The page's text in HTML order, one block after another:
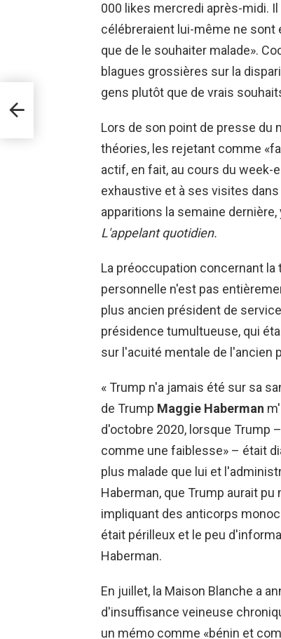
000 likes mercredi après-midi.
célébreraient lui-même ne
que de le souhaiter malade».
blagues grossières sur la
gens plutôt que de vrais
Lors de son point de presse du
théories, les rejetant comme
actif, en fait, au cours du week-
exhaustive et à ses visites
apparitions la semaine
L'appelant quotidien.
La préoccupation concernant
personnelle n'est pas
plus ancien président de
présidence tumultueuse, qui
sur l'acuité mentale de l'ancien
« Trump n'a jamais été sur sa
de Trump Maggie Haberman
d'octobre 2020, lorsque Trump
comme une faiblesse» – était
plus malade que lui et
Haberman, que Trump aurait
impliquant des anticorps
était périlleux et le peu
Haberman.
En juillet, la Maison Blanche a
d'insuffisance veineuse
un mémo comme «bénin et